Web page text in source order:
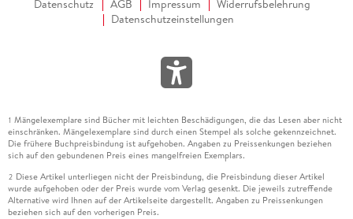
Datenschutz AGB Impressum
Widerrufsbelehrung
Datenschutzeinstellungen
1 Mängelexemplare sind Bücher mit leichten Beschädigungen, die das Lesen aber nicht
einschränken. Mängelexemplare sind durch einen Stempel als solche gekennzeichnet.
Die frühere Buchpreisbindung ist aufgehoben. Angaben zu Preissenkungen beziehen
sich auf den gebundenen Preis eines mangelfreien Exemplars.
2 Diese Artikel unterliegen nicht der Preisbindung, die Preisbindung dieser Artikel
wurde aufgehoben oder der Preis wurde vom Verlag gesenkt. Die jeweils zutreffende
Alternative wird Ihnen auf der Artikelseite dargestellt. Angaben zu Preissenkungen
beziehen sich auf den vorherigen Preis.